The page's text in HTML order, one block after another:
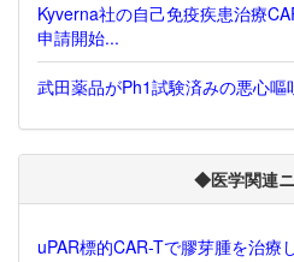
Kyverna社の自己免疫疾患治療
申請開始...
武田薬品がPh1試験済みの悪心嘔
◆医学関連
uPAR標的CAR-Tで膠芽腫を治療